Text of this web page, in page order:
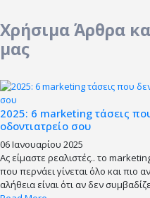
Χρήσιμα Άρθρα
μας
2025: 6 marketing τάσεις
οδοντιατρείο σου
06 Ιανουαρίου 2025
Ας είμαστε ρεαλιστές.. το
που περνάει γίνεται όλο και πιο
αλήθεια είναι ότι αν δεν